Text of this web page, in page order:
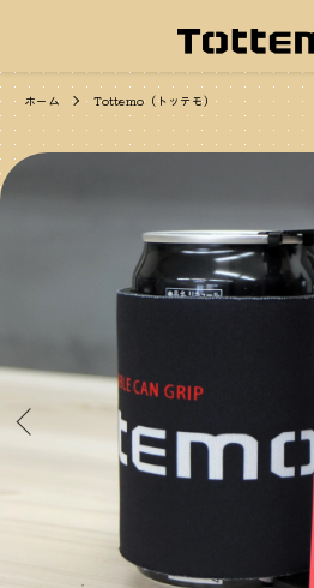
ホーム Tottemo（トッテモ）